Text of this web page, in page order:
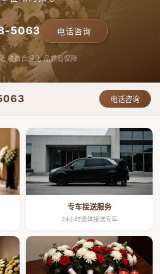
5063 电话咨询
收费合理化 品质有保障
电话咨询
专车接送服务
24小时遗体接送专车